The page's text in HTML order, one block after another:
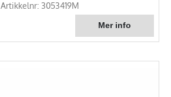
Artikkelnr: 3053419M